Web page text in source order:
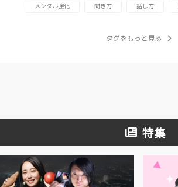
メンタル強化 聞き方 話し方
タグをもっと見る
特集